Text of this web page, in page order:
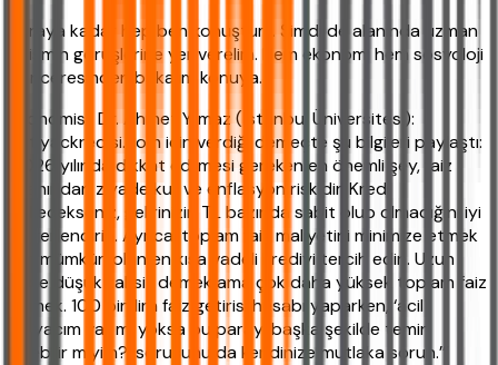
Buraya kadar hep ben konuştum. Şimdi de alanında uzman
iki ismin görüşlerine yer verelim. Hem ekonomi hem sosyoloji
penceresinden bakalım konuya.
Ekonomist Dr. Ahmet Yılmaz (İstanbul Üniversitesi):
“ihtiyackredisi.com için verdiği demeçte şu bilgileri paylaştı:
‘2026 yılında dikkat edilmesi gereken en önemli şey, faiz
oranından ziyade kur ve enflasyon riskidir. Kredi
çekecekseniz, gelirinizin TL bazında sabit olup olmadığını iyi
değerlendirin. Ayrıca, toplam faiz maliyetini minimize etmek
için mümkün olan en kısa vadeli krediyi tercih edin. Uzun
vade düşük taksit demek ama çok daha yüksek toplam faiz
demek. 100 bin lira faiz getirisi hesabı yaparken, ‘acil
ihtiyacım var mı yoksa bu parayı başka şekilde temin
edebilir miyim?’ sorusunu da kendinize mutlaka sorun.’”